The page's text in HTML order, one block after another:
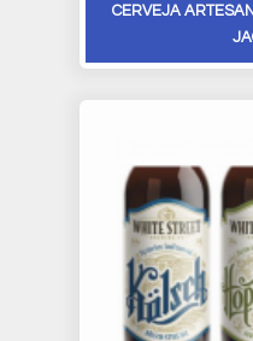
CERVEJA